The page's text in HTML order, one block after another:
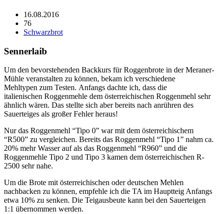
16.08.2016
76
Schwarzbrot
Sennerlaib
Um den bevorstehenden Backkurs für Roggenbrote in der Meraner-
Mühle veranstalten zu können, bekam ich verschiedene
Mehltypen zum Testen. Anfangs dachte ich, dass die
italienischen Roggenmehle dem österreichischen Roggenmehl sehr
ähnlich wären. Das stellte sich aber bereits nach anrühren des
Sauerteiges als großer Fehler heraus!
Nur das Roggenmehl “Tipo 0” war mit dem österreichischem
“R500” zu vergleichen. Bereits das Roggenmehl “Tipo 1” nahm ca.
20% mehr Wasser auf als das Roggenmehl “R960” und die
Roggenmehle Tipo 2 und Tipo 3 kamen dem österreichischen R-
2500 sehr nahe.
Um die Brote mit österreichischen oder deutschen Mehlen
nachbacken zu können, empfehle ich die TA im Hauptteig Anfangs
etwa 10% zu senken. Die Teigausbeute kann bei den Sauerteigen
1:1 übernommen werden.